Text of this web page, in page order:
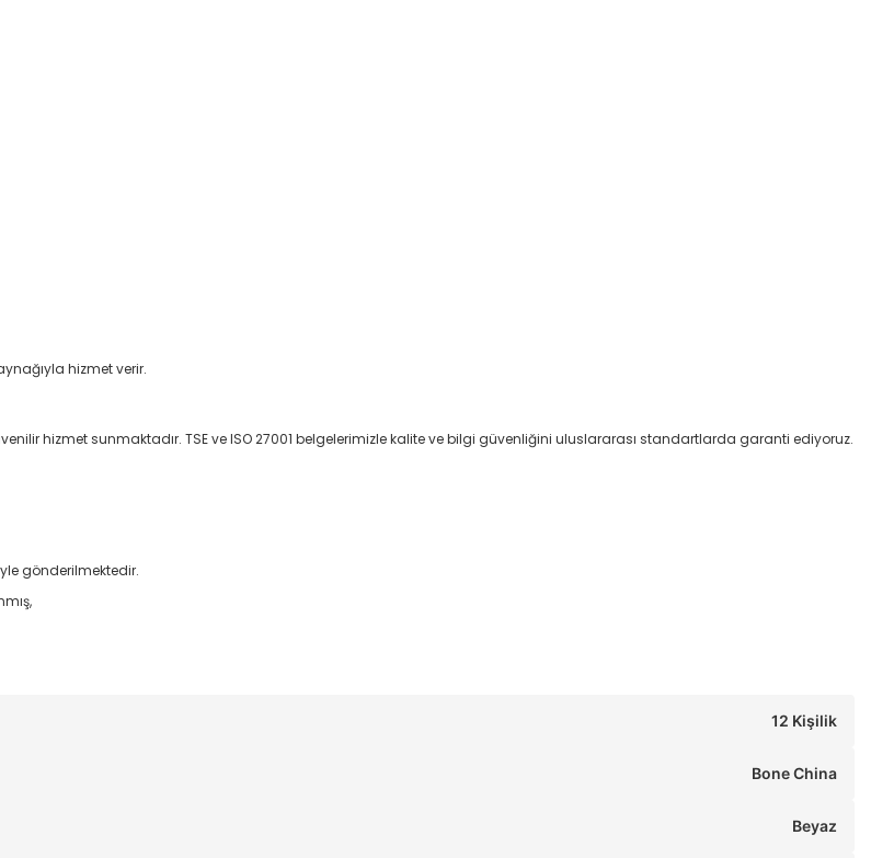
hizmet verir.
hizmet sunmaktadır. TSE ve ISO 27001 belgelerimizle kalite ve bilgi güvenliğini uluslararası standartlarda garanti ediyoruz.
gönderilmektedir.
12 Kişilik
Bone China
Beyaz